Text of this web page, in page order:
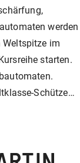
werden
im
starten.
Schütze…